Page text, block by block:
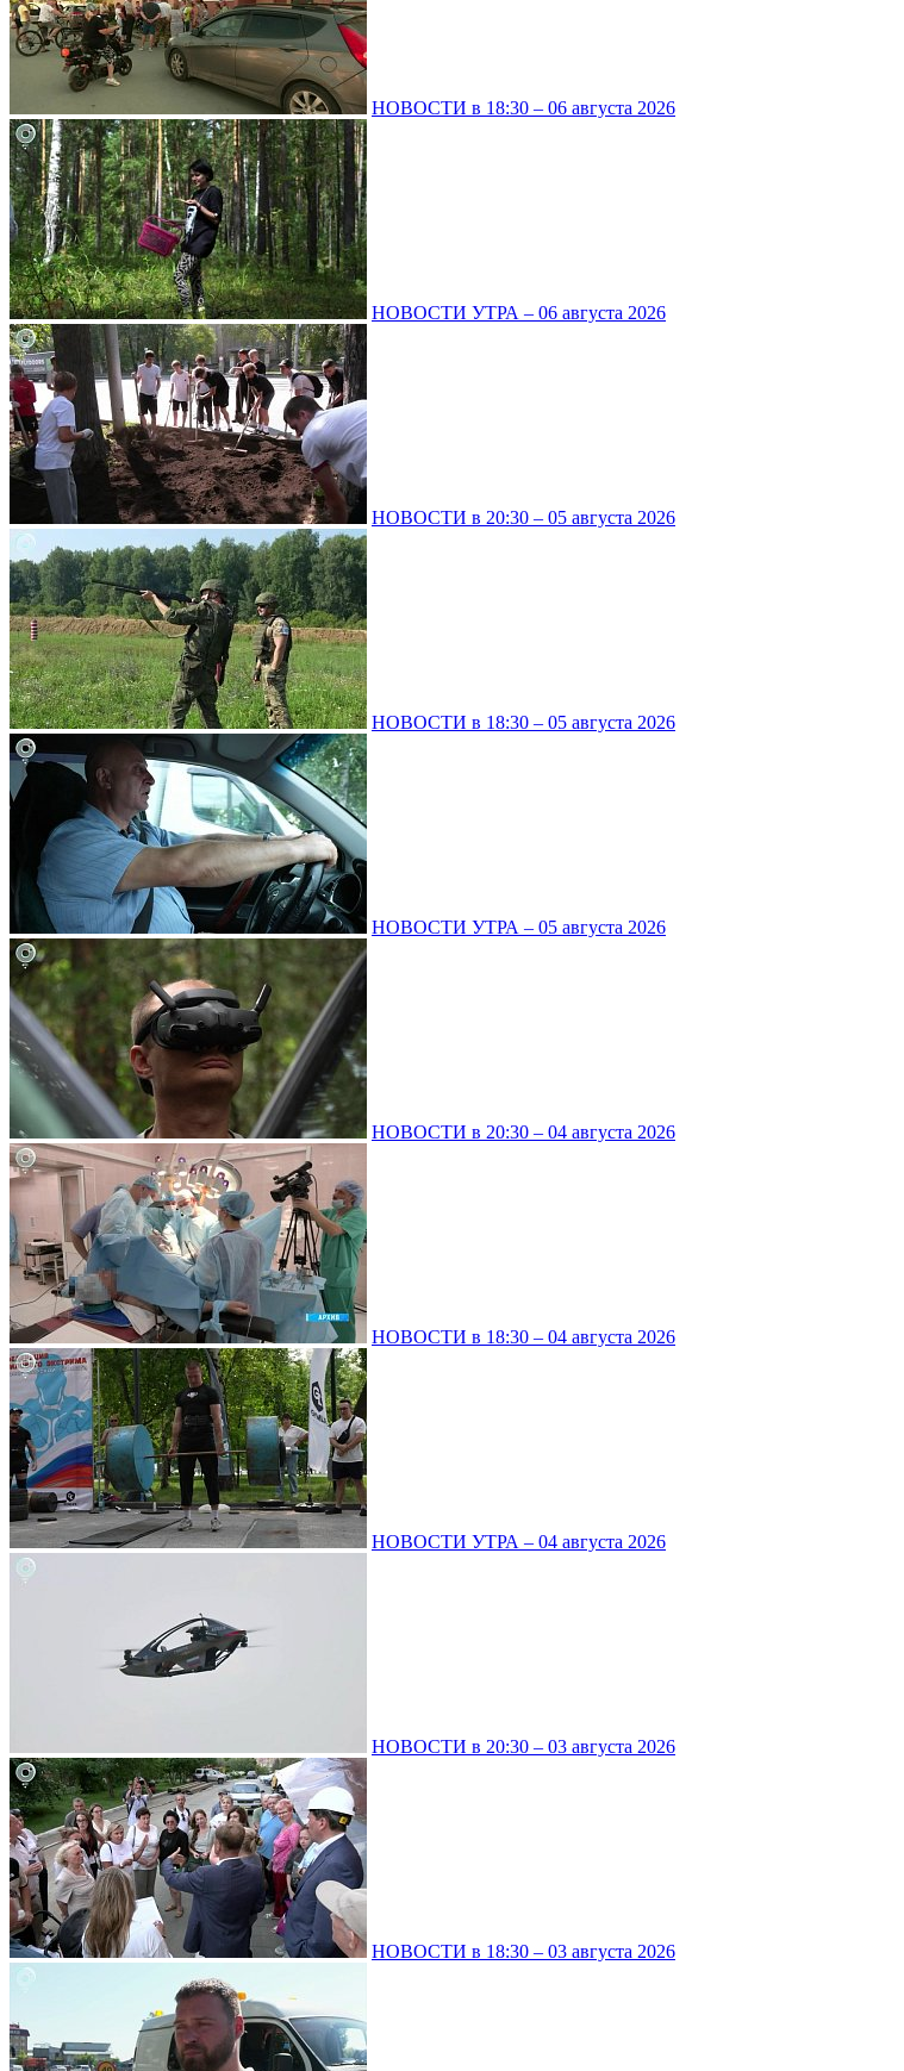
НОВОСТИ в 18:30 – 06 августа 2026
НОВОСТИ УТРА – 06 августа 2026
НОВОСТИ в 20:30 – 05 августа 2026
НОВОСТИ в 18:30 – 05 августа 2026
НОВОСТИ УТРА – 05 августа 2026
НОВОСТИ в 20:30 – 04 августа 2026
НОВОСТИ в 18:30 – 04 августа 2026
НОВОСТИ УТРА – 04 августа 2026
НОВОСТИ в 20:30 – 03 августа 2026
НОВОСТИ в 18:30 – 03 августа 2026